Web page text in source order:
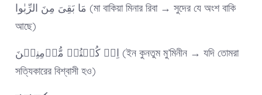
مَا بَقِیَ مِنَ الرِّبٰوا (মা বাকিয়া মিনার রিবা → সুদের যে অংশ বাকি
আছে)
اِنۡ کُنۡتُمۡ مُّؤۡمِنِیۡنَ (ইন কুনতুম মু’মিনীন → যদি তোমরা
সত্যিকারের বিশ্বাসী হও)